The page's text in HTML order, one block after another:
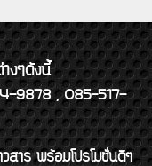
งๆดังนี้
9878 , 085-517-
สาร พร้อมโปรโมชั่นดีๆ